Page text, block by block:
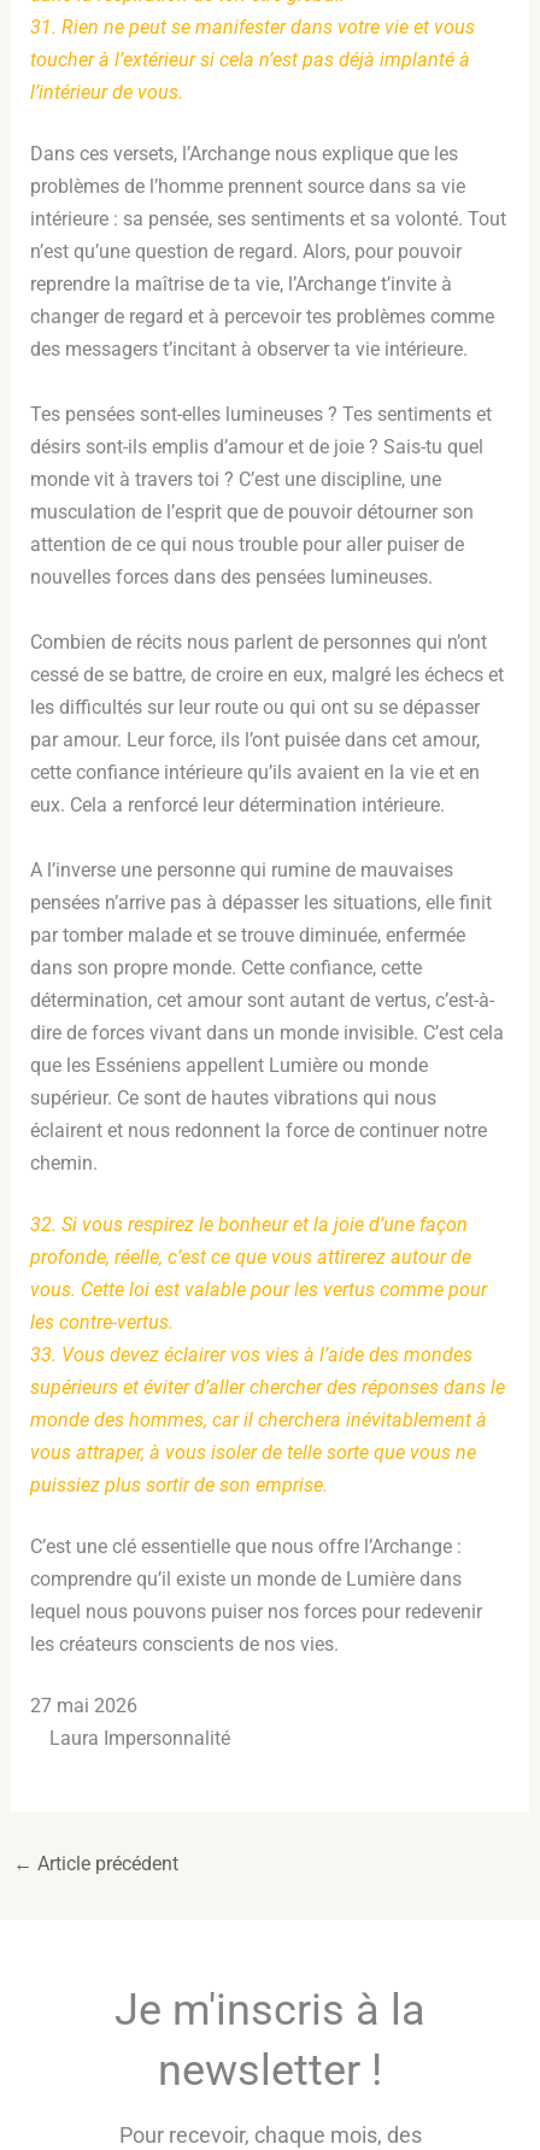
31. Rien ne peut se manifester dans votre vie et vous
toucher à l’extérieur si cela n’est pas déjà implanté à
l’intérieur de vous.
Dans ces versets, l’Archange nous explique que les
problèmes de l’homme prennent source dans sa vie
intérieure : sa pensée, ses sentiments et sa volonté. Tout
n’est qu’une question de regard. Alors, pour pouvoir
reprendre la maîtrise de ta vie, l’Archange t’invite à
changer de regard et à percevoir tes problèmes comme
des messagers t’incitant à observer ta vie intérieure.
Tes pensées sont-elles lumineuses ? Tes sentiments et
désirs sont-ils emplis d’amour et de joie ? Sais-tu quel
monde vit à travers toi ? C’est une discipline, une
musculation de l’esprit que de pouvoir détourner son
attention de ce qui nous trouble pour aller puiser de
nouvelles forces dans des pensées lumineuses.
Combien de récits nous parlent de personnes qui n’ont
cessé de se battre, de croire en eux, malgré les échecs et
les difficultés sur leur route ou qui ont su se dépasser
par amour. Leur force, ils l’ont puisée dans cet amour,
cette confiance intérieure qu’ils avaient en la vie et en
eux. Cela a renforcé leur détermination intérieure.
A l’inverse une personne qui rumine de mauvaises
pensées n’arrive pas à dépasser les situations, elle finit
par tomber malade et se trouve diminuée, enfermée
dans son propre monde. Cette confiance, cette
détermination, cet amour sont autant de vertus, c’est-à-
dire de forces vivant dans un monde invisible. C’est cela
que les Esséniens appellent Lumière ou monde
supérieur. Ce sont de hautes vibrations qui nous
éclairent et nous redonnent la force de continuer notre
chemin.
32. Si vous respirez le bonheur et la joie d’une façon
profonde, réelle, c’est ce que vous attirerez autour de
vous. Cette loi est valable pour les vertus comme pour
les contre-vertus.
33. Vous devez éclairer vos vies à l’aide des mondes
supérieurs et éviter d’aller chercher des réponses dans le
monde des hommes, car il cherchera inévitablement à
vous attraper, à vous isoler de telle sorte que vous ne
puissiez plus sortir de son emprise.
C’est une clé essentielle que nous offre l’Archange :
comprendre qu’il existe un monde de Lumière dans
lequel nous pouvons puiser nos forces pour redevenir
les créateurs conscients de nos vies.
27 mai 2026
Laura Impersonnalité
← Article précédent
Je m'inscris à la
newsletter !
Pour recevoir, chaque mois, des